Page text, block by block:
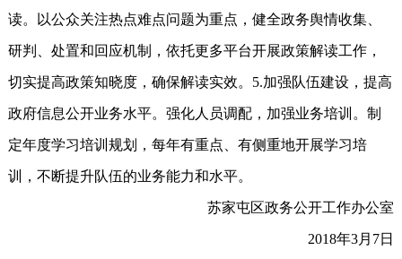
读。以公众关注热点难点问题为重点，健全政务舆情收集、
研判、处置和回应机制，依托更多平台开展政策解读工作，
切实提高政策知晓度，确保解读实效。5.加强队伍建设，提高
政府信息公开业务水平。强化人员调配，加强业务培训。制
定年度学习培训规划，每年有重点、有侧重地开展学习培
训，不断提升队伍的业务能力和水平。
苏家屯区政务公开工作办公室
2018年3月7日